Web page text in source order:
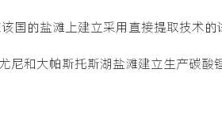
国的盐滩上建立采用直接提取技术的
和大帕斯托斯湖盐滩建立生产碳酸